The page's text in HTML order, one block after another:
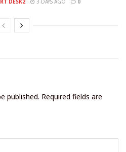
DESK2 3 DAYS AGO 0
published. Required fields are